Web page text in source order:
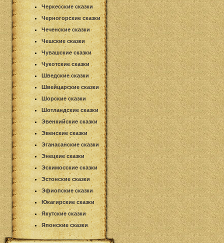
Черкесские сказки
Черногорские сказки
Чеченские сказки
Чешские сказки
Чувашские сказки
Чукотские сказки
Шведские сказки
Швейцарские сказки
Шорские сказки
Шотландские сказки
Эвенкийские сказки
Эвенские сказки
Эганасанские сказки
Энецкие сказки
Эскимосские сказки
Эстонские сказки
Эфиопские сказки
Юкагирские сказки
Якутские сказки
Японские сказки